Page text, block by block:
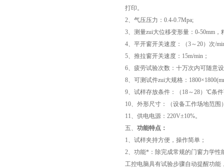
打印。
2、气压压力：0.4-0.7Mpa;
3、测量zui大位移变形量：0-50mm，
4、平开窗开关速度：（3～20）次/
5、推拉窗开关速度：15m/min；
6、疲劳试验次数：十万次内可随意
8、可测试件zui大规格：
9、试样存放条件：（18～28）℃条
10、外形尺寸：（设备工作场地范围
11、供电电源：220V±10%。
五、 功能特点：
1、试样夹持方便，操作简单；
2、功能*：除完成常规的门窗力学
工控电脑具有试验步骤自动提醒功能